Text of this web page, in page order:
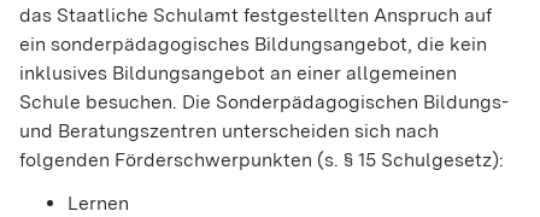
das Staatliche Schulamt festgestellten Anspruch auf
ein sonderpädagogisches Bildungsangebot, die kein
inklusives Bildungsangebot an einer allgemeinen
Schule besuchen. Die Sonderpädagogischen Bildungs-
und Beratungszentren unterscheiden sich nach
folgenden Förderschwerpunkten (s. § 15 Schulgesetz):
Lernen